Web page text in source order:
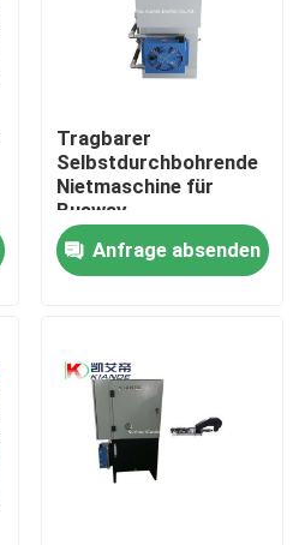
Tragbarer
Selbstdurchbohrende
Nietmaschine für
Busway
Anfrage absenden